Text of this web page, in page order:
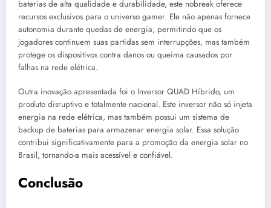
baterias de alta qualidade e durabilidade, este nobreak oferece
recursos exclusivos para o universo gamer. Ele não apenas fornece
autonomia durante quedas de energia, permitindo que os
jogadores continuem suas partidas sem interrupções, mas também
protege os dispositivos contra danos ou queima causados por
falhas na rede elétrica.
Outra inovação apresentada foi o Inversor QUAD Híbrido, um
produto disruptivo e totalmente nacional. Este inversor não só injeta
energia na rede elétrica, mas também possui um sistema de
backup de baterias para armazenar energia solar. Essa solução
contribui significativamente para a promoção da energia solar no
Brasil, tornando-a mais acessível e confiável.
Conclusão